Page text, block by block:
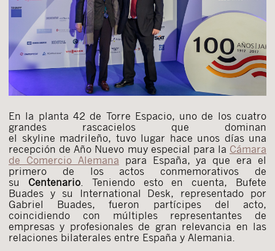
En la planta 42 de Torre Espacio, uno de los cuatro
grandes rascacielos que dominan
el skyline madrileño, tuvo lugar hace unos días una
recepción de Año Nuevo muy especial para la Cámara
de Comercio Alemana para España, ya que era el
primero de los actos conmemorativos de
su Centenario. Teniendo esto en cuenta, Bufete
Buades y su International Desk, representado por
Gabriel Buades, fueron partícipes del acto,
coincidiendo con múltiples representantes de
empresas y profesionales de gran relevancia en las
relaciones bilaterales entre España y Alemania.